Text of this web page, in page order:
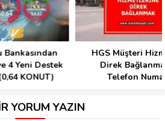
HGS Müşteri Hizmetlerine
Direk Bağlanma( HGS
Telefon Numarası)
YORUM YAZIN